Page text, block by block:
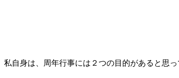
私自身は、周年行事には２つの目的があると思っ